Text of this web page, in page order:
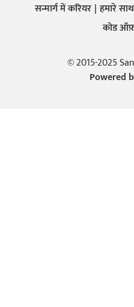
सन्मार्ग में करियर हमारे
कोड
© 2015-2025
Powered